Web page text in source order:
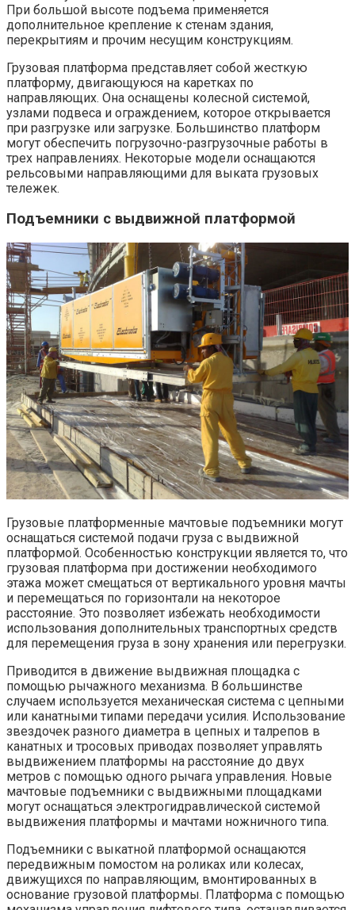
При большой высоте подъема применяется
дополнительное крепление к стенам здания,
перекрытиям и прочим несущим конструкциям.
Грузовая платформа представляет собой жесткую
платформу, двигающуюся на каретках по
направляющих. Она оснащены колесной системой,
узлами подвеса и ограждением, которое открывается
при разгрузке или загрузке. Большинство платформ
могут обеспечить погрузочно-разгрузочные работы в
трех направлениях. Некоторые модели оснащаются
рельсовыми направляющими для выката грузовых
тележек.
Подъемники с выдвижной платформой
Грузовые платформенные мачтовые подъемники могут
оснащаться системой подачи груза с выдвижной
платформой. Особенностью конструкции является то, что
грузовая платформа при достижении необходимого
этажа может смещаться от вертикального уровня мачты
и перемещаться по горизонтали на некоторое
расстояние. Это позволяет избежать необходимости
использования дополнительных транспортных средств
для перемещения груза в зону хранения или перегрузки.
Приводится в движение выдвижная площадка с
помощью рычажного механизма. В большинстве
случаем используется механическая система с цепными
или канатными типами передачи усилия. Использование
звездочек разного диаметра в цепных и талрепов в
канатных и тросовых приводах позволяет управлять
выдвижением платформы на расстояние до двух
метров с помощью одного рычага управления. Новые
мачтовые подъемники с выдвижными площадками
могут оснащаться электрогидравлической системой
выдвижения платформы и мачтами ножничного типа.
Подъемники с выкатной платформой оснащаются
передвижным помостом на роликах или колесах,
движущихся по направляющим, вмонтированных в
основание грузовой платформы. Платформа с помощью